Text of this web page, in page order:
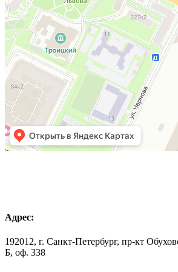
Адрес:
192012, г. Санкт-Петербург, пр-кт
Б, оф. 338